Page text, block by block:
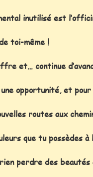
inutilisé est
toi-même !
et… continue
opportunité, et
routes aux
que tu possèdes à
perdre des beautés